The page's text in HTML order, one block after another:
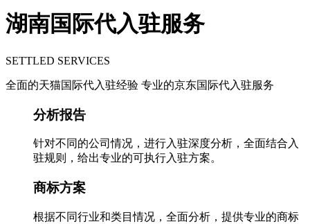
湖南国际代入驻服务
SETTLED SERVICES
全面的天猫国际代入驻经验 专业的京东国际代入驻服务
分析报告
针对不同的公司情况，进行入驻深度分析，全面结合入
驻规则，给出专业的可执行入驻方案。
商标方案
根据不同行业和类目情况，全面分析，提供专业的商标